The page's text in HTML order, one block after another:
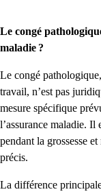
Le congé
maladie ?
Le congé
travail, n’est pas
mesure spécifique
l’assurance maladie. Il
pendant la grossesse
précis.
La différence